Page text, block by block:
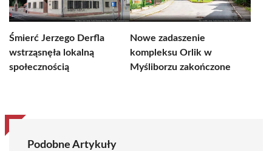
Śmierć Jerzego Derfla
wstrząsnęła lokalną
społecznością
Nowe zadaszenie
kompleksu Orlik w
Myśliborzu zakończone
Podobne Artykuły